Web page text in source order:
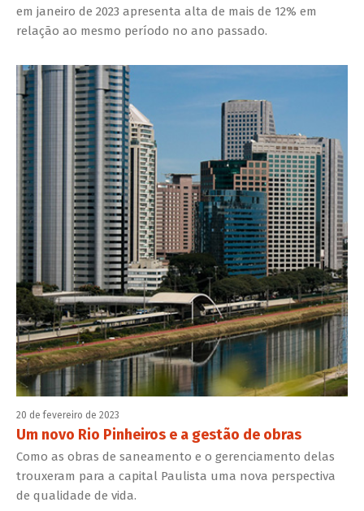
em janeiro de 2023 apresenta alta de mais de 12% em
relação ao mesmo período no ano passado.
20 de fevereiro de 2023
Um novo Rio Pinheiros e a gestão de obras
Como as obras de saneamento e o gerenciamento delas
trouxeram para a capital Paulista uma nova perspectiva
de qualidade de vida.